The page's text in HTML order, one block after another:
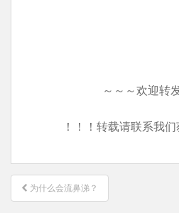
～～～欢迎转
！！！转载请联系我
文
章
为什么会流鼻涕？